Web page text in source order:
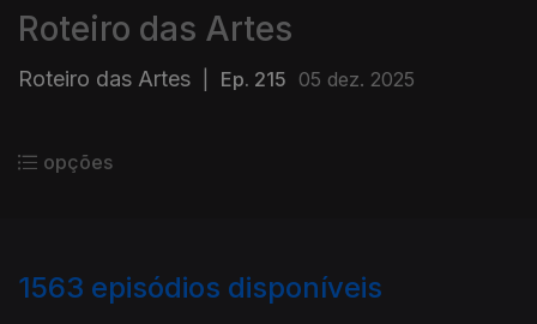
Roteiro das Artes
Roteiro das Artes Ep. 215 05 dez. 2025
opções
1563 episódios disponíveis